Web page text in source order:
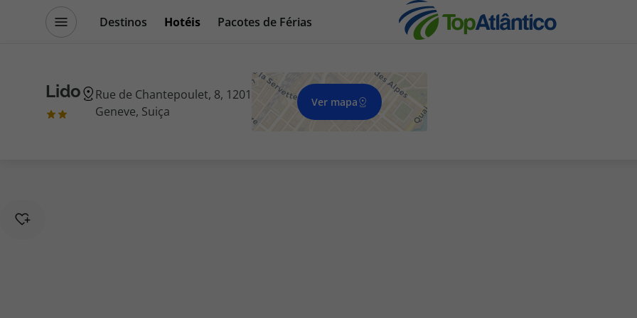
Destinos Hotéis
Pacotes de Férias
Escapadinhas
Lido
Rue de Chantepoulet, 8, 1201
Geneve, Suiça
Ver mapa